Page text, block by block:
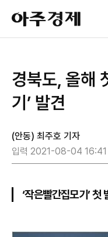
아
주
경
경북도, 올해
기’ 발견
(안동) 최주호 기자
입력 2021-08-04 16:41
‘작은빨간집모기’ 첫